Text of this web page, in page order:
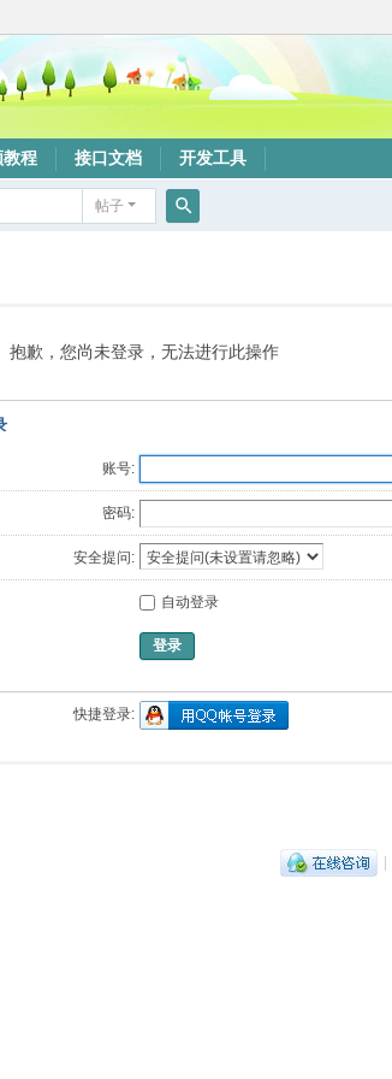
教程 接口文档 开发工具
帖子
抱歉，您尚未登录，无法进行此操作
账号:
密码:
安全提问:
自动登录
登录
快捷登录:
|